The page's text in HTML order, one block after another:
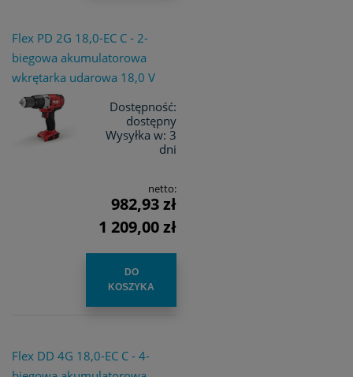
Flex PD 2G 18,0-EC C - 2-
biegowa akumulatorowa
wkrętarka udarowa 18,0 V
Dostępność:
dostępny
Wysyłka w: 3
dni
netto:
982,93 zł
1 209,00 zł
DO
KOSZYKA
Flex DD 4G 18,0-EC C - 4-